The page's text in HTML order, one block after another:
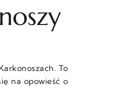
To
na opowieść o